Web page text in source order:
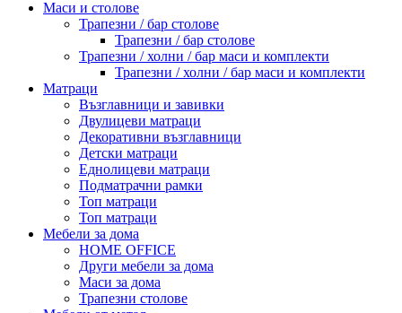
Маси и столове
Трапезни / бар столове
Трапезни / бар столове
Трапезни / холни / бар маси и комплекти
Трапезни / холни / бар маси и комплекти
Матраци
Възглавници и завивки
Двулицеви матраци
Декоративни възглавници
Детски матраци
Еднолицеви матраци
Подматрачни рамки
Топ матраци
Топ матраци
Мебели за дома
HOME OFFICE
Други мебели за дома
Маси за дома
Трапезни столове